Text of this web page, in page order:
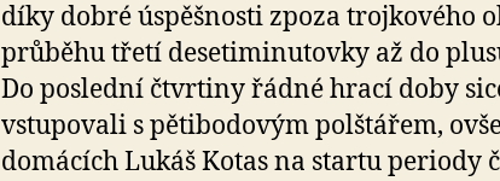
díky dobré úspěšnosti zpoza trojkového
průběhu třetí desetiminutovky až do
Do poslední čtvrtiny řádné hrací doby
vstupovali s pětibodovým polštářem,
domácích Lukáš Kotas na startu periody